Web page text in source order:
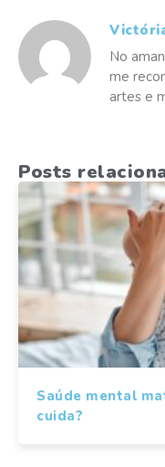
No
me
artes e
Posts
Saúde mental
cuida?